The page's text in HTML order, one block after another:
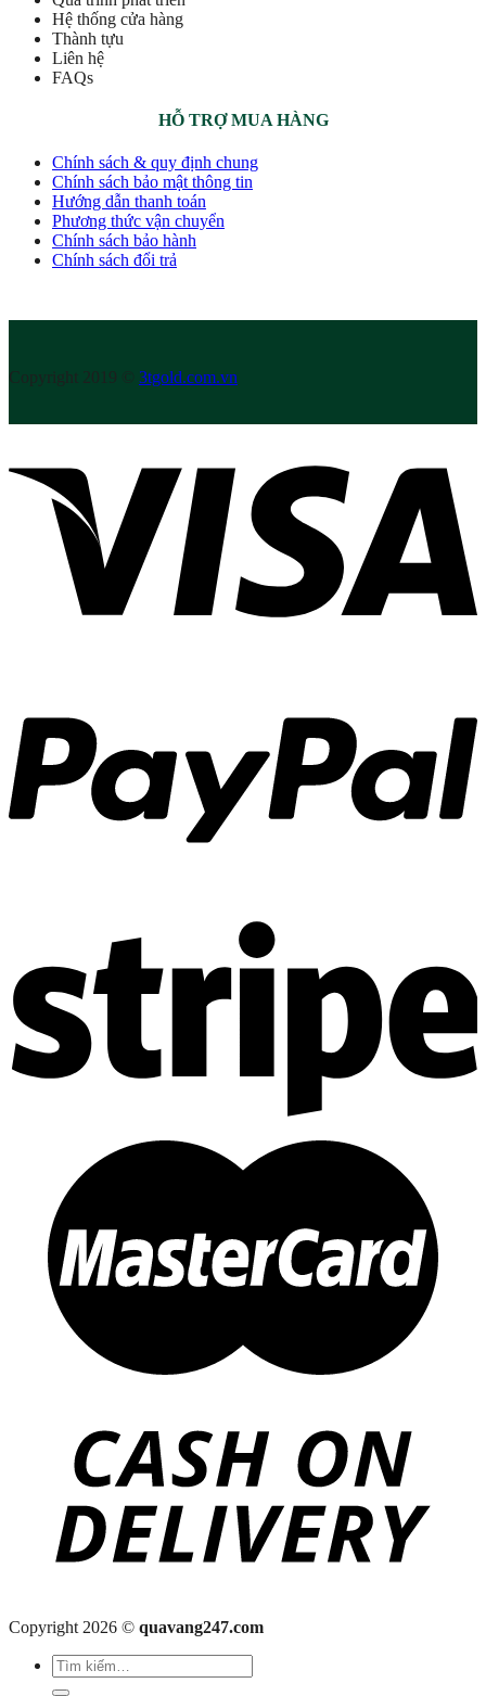
Hệ thống cửa hàng
Thành tựu
Liên hệ
FAQs
HỖ TRỢ MUA HÀNG
Chính sách & quy định chung
Chính sách bảo mật thông tin
Hướng dẫn thanh toán
Phương thức vận chuyển
Chính sách bảo hành
Chính sách đổi trả
Copyright 2019 © 3tgold.com.vn
Copyright 2026 © quavang247.com
Tìm
kiếm: